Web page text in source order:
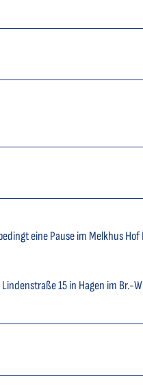
eine Pause im Melkhus
15 in Hagen im Br.-